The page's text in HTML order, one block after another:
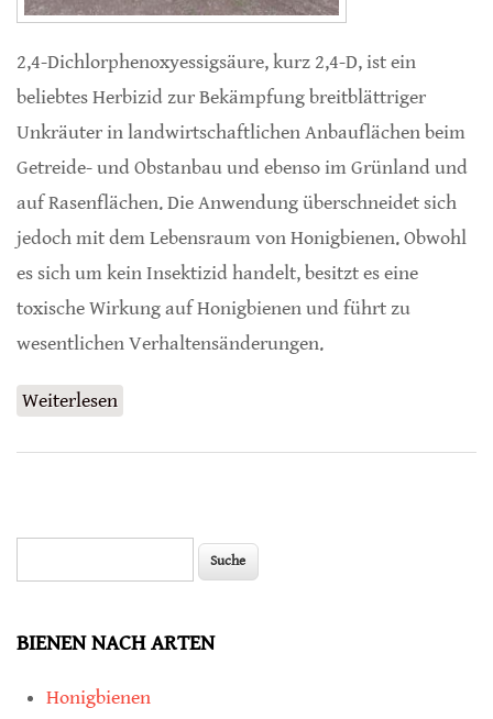
2,4-Dichlorphenoxyessigsäure, kurz 2,4-D, ist ein
beliebtes Herbizid zur Bekämpfung breitblättriger
Unkräuter in landwirtschaftlichen Anbauflächen beim
Getreide- und Obstanbau und ebenso im Grünland und
auf Rasenflächen. Die Anwendung überschneidet sich
jedoch mit dem Lebensraum von Honigbienen. Obwohl
es sich um kein Insektizid handelt, besitzt es eine
toxische Wirkung auf Honigbienen und führt zu
wesentlichen Verhaltensänderungen.
Weiterlesen
BIENEN NACH ARTEN
Honigbienen